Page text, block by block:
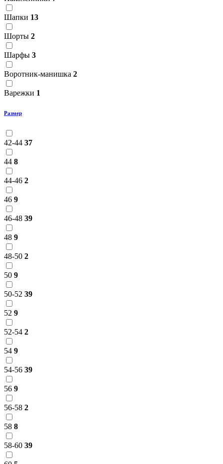
Шапки 13
Шорты 2
Шарфы 3
Воротник-манишка 2
Варежки 1
Размер
42-44 37
44 8
44-46 2
46 9
46-48 39
48 9
48-50 2
50 9
50-52 39
52 9
52-54 2
54 9
54-56 39
56 9
56-58 2
58 8
58-60 39